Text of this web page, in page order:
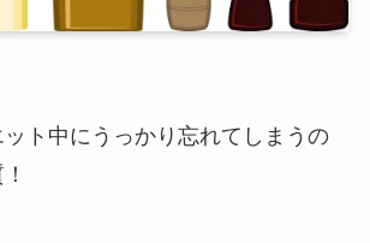
ト中にうっかり忘れてしまうの